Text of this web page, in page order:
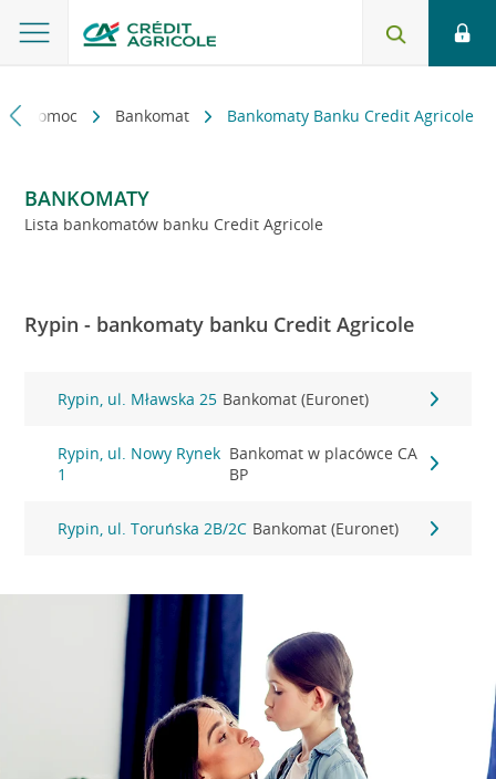
i pomoc Bankomat Bankomaty Banku Credit Agricole
BANKOMATY
Lista bankomatów banku Credit Agricole
Rypin - bankomaty banku Credit Agricole
Rypin, ul. Mławska 25 Bankomat (Euronet)
Rypin, ul. Nowy Rynek
1
Bankomat w placówce CA
BP
Rypin, ul. Toruńska 2B/2C Bankomat (Euronet)